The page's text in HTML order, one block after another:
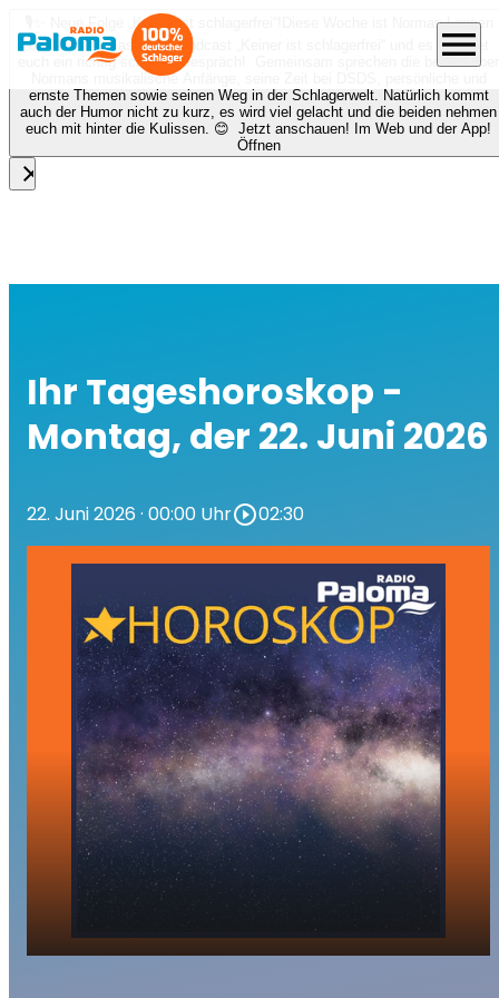
🎙️✨ Neue Folge „Keiner ist schlagerfrei“!
Diese Woche ist Norman Langen
bei Nora zu Gast beim Podcast „Keiner ist schlagerfrei“ und es erwartet
euch ein richtig schönes Gespräch! Gemeinsam sprechen die beiden über
Normans musikalische Anfänge, seine Zeit bei DSDS, persönliche und
ernste Themen sowie seinen Weg in der Schlagerwelt. Natürlich kommt
auch der Humor nicht zu kurz, es wird viel gelacht und die beiden nehmen
euch mit hinter die Kulissen. 😊 Jetzt anschauen! Im Web und der App!
Öffnen
close
menu
Ihr Tageshoroskop -
Montag, der 22. Juni 2026
22. Juni 2026 · 00:00 Uhrplay_circle_outline02:30